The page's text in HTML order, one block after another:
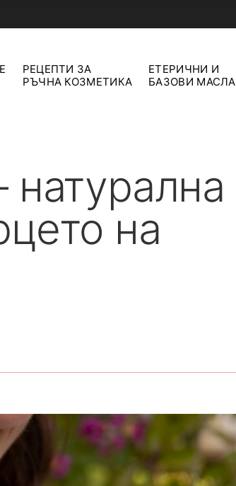
РЕЦЕПТИ ЗА
РЪЧНА КОЗМЕТИКА
ЕТЕРИЧНИ И
БАЗОВИ МАСЛА
натурална
на